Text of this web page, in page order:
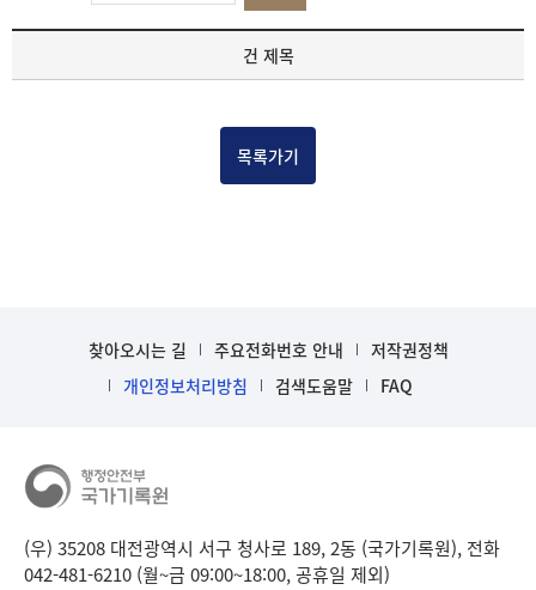
주
표
입
건 제목
목록가기
찾아오시는 길 주요전화번호 안내
저작권정책
개인정보처리방침
검색도움말 FAQ
(우) 35208 대전광역시 서구 청사로 189, 2동 (국가기록원), 전화
042-481-6210 (월~금 09:00~18:00, 공휴일 제외)